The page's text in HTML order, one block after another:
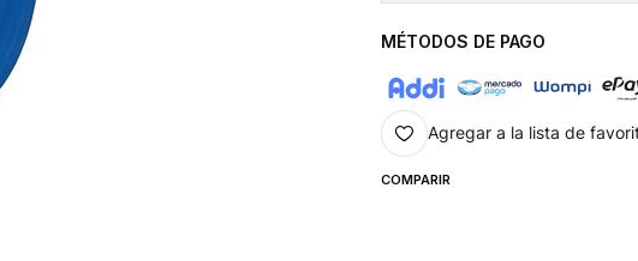
MÉTODOS DE PAGO
Agregar a la lista de
COMPARIR